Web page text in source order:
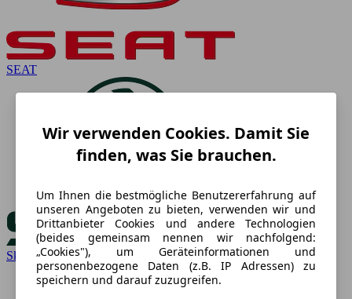
SEAT
Skoda
Wir verwenden Cookies. Damit Sie
finden, was Sie brauchen.
Um Ihnen die bestmögliche Benutzererfahrung auf
unseren Angeboten zu bieten, verwenden wir und
Drittanbieter Cookies und andere Technologien
(beides gemeinsam nennen wir nachfolgend:
„Cookies"), um Geräteinformationen und
personenbezogene Daten (z.B. IP Adressen) zu
speichern und darauf zuzugreifen.